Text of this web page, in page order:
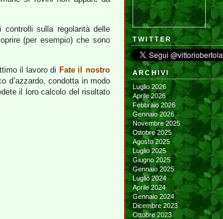
sulla regolarità delle
(per esempio) che sono
il lavoro di Fate il nostro
d’azzardo, condotta in modo
il loro calcolo del risultato
TWITTER
ARCHIVI
Luglio 2026
Aprile 2026
Febbraio 2026
Gennaio 2026
Novembre 2025
Ottobre 2025
Agosto 2025
Luglio 2025
Giugno 2025
Gennaio 2025
Luglio 2024
Aprile 2024
Gennaio 2024
Dicembre 2023
Ottobre 2023